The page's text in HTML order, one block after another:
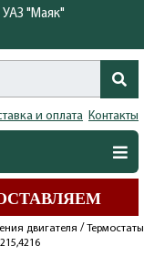
УАЗ "Маяк"
и оплата Контакты
двигателя / Термостаты